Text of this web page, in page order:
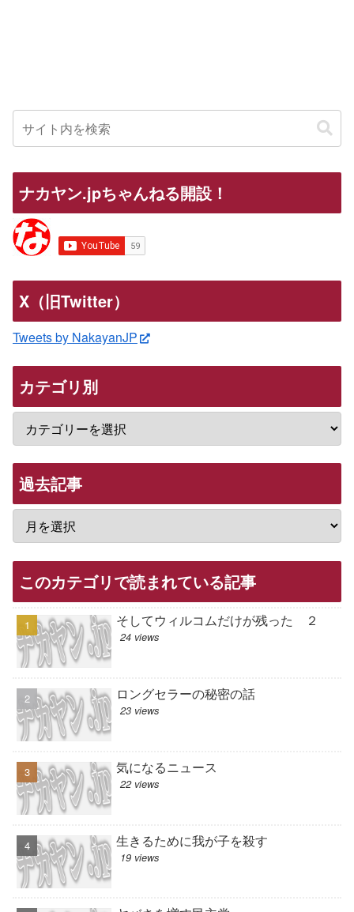
ナカヤン.jpちゃんねる開設！
X（旧Twitter）
Tweets by NakayanJP
カテゴリ別
過去記事
このカテゴリで読まれている記事
そしてウィルコムだけが残った ２
24 views
ロングセラーの秘密の話
23 views
気になるニュース
22 views
生きるために我が子を殺す
19 views